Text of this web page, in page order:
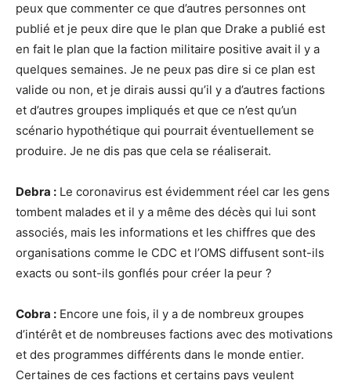
peux que commenter ce que d’autres personnes ont
publié et je peux dire que le plan que Drake a publié est
en fait le plan que la faction militaire positive avait il y a
quelques semaines. Je ne peux pas dire si ce plan est
valide ou non, et je dirais aussi qu’il y a d’autres factions
et d’autres groupes impliqués et que ce n’est qu’un
scénario hypothétique qui pourrait éventuellement se
produire. Je ne dis pas que cela se réaliserait.
Debra : Le coronavirus est évidemment réel car les gens
tombent malades et il y a même des décès qui lui sont
associés, mais les informations et les chiffres que des
organisations comme le CDC et l’OMS diffusent sont-ils
exacts ou sont-ils gonflés pour créer la peur ?
Cobra : Encore une fois, il y a de nombreux groupes
d’intérêt et de nombreuses factions avec des motivations
et des programmes différents dans le monde entier.
Certaines de ces factions et certains pays veulent